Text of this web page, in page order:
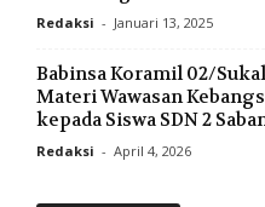
Redaksi - Januari 13, 2025
Babinsa Koramil 02/
Materi Wawasan
kepada Siswa SDN 2
Redaksi - April 4, 2026